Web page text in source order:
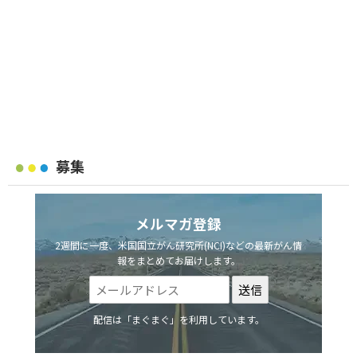
募集
メルマガ登録
2週間に一度、米国国立がん研究所(NCI)などの最新がん情
報をまとめてお届けします。
配信は「まぐまぐ」を利用しています。